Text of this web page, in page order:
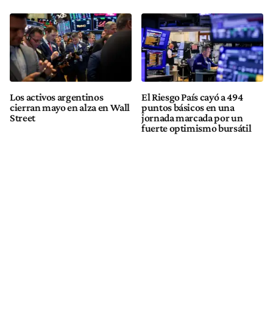
Los activos argentinos
cierran mayo en alza en Wall
Street
El Riesgo País cayó a 494
puntos básicos en una
jornada marcada por un
fuerte optimismo bursátil